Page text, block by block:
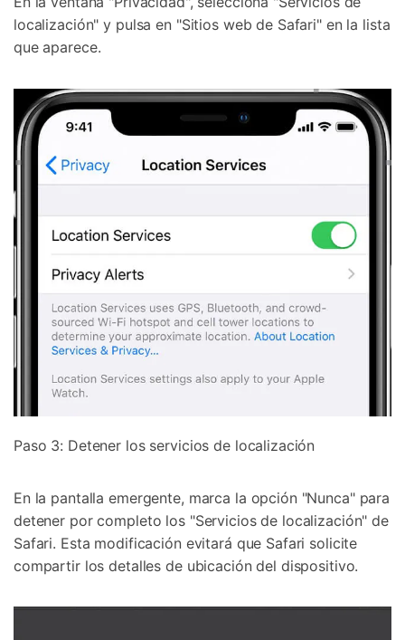
localización" y pulsa en "Sitios web de Safari" en la lista
que aparece.
Paso 3: Detener los servicios de localización
En la pantalla emergente, marca la opción "Nunca" para
detener por completo los "Servicios de localización" de
Safari. Esta modificación evitará que Safari solicite
compartir los detalles de ubicación del dispositivo.
Controla tu teléfono con Dr.Fone
Desbloquea, repara y protege tu teléfono
Recupera y transfiere datos fácilmente
Tecnología IA: sin conocimientos técnicos